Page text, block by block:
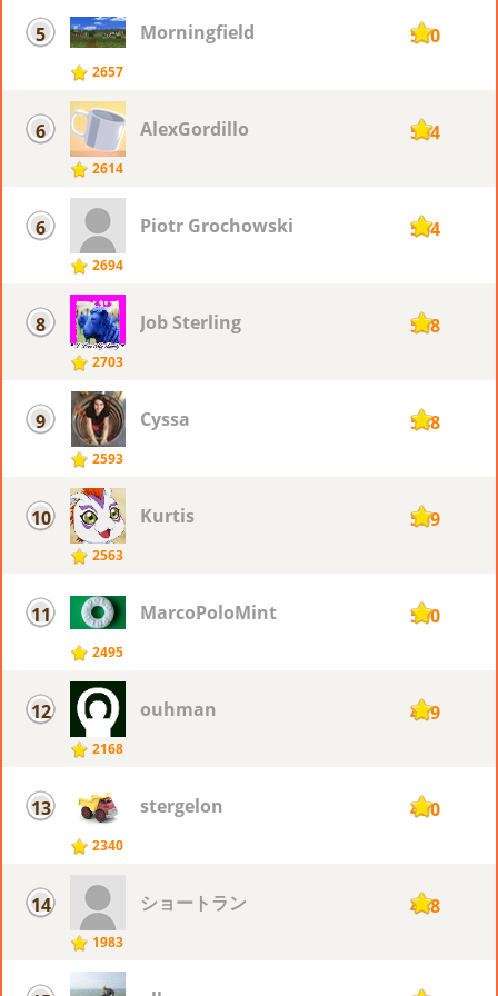
5
2657
Morningfield 570
6
2614
AlexGordillo 564
6
2694
Piotr ​Grochowski 564
8
2703
Job Sterling 558
9
2593
Cyssa 548
10
2563
Kurtis 539
11
2495
MarcoPoloMint 500
12
2168
ouhman 479
13
2340
stergelon 450
14
1983
ショートラン 448